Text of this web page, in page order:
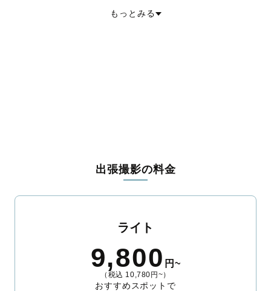
もっとみる
出張撮影の料金
ライト
9,800 円~
（税込 10,780円~）
おすすめスポットで